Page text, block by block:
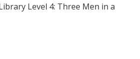
Level 4: Three Men in a